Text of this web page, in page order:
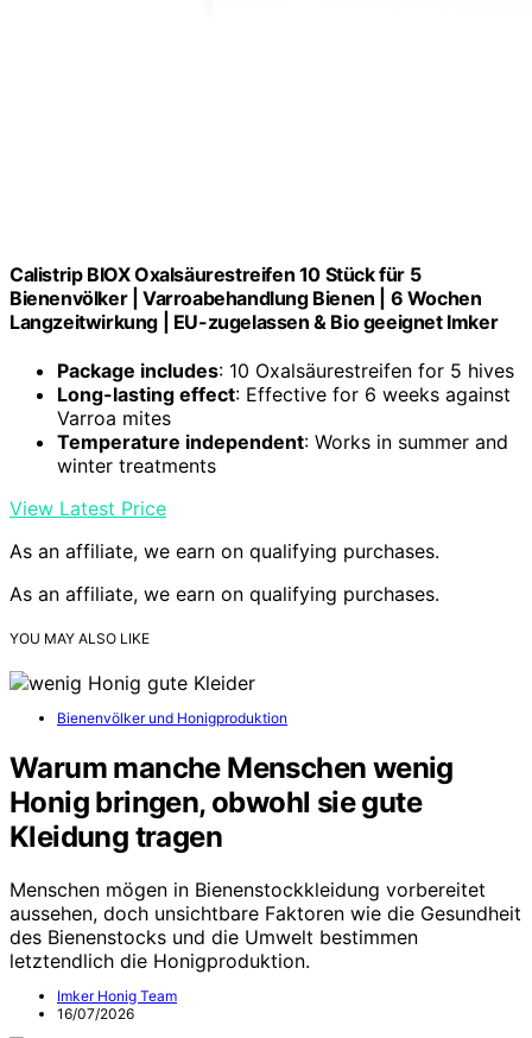
Calistrip BIOX Oxalsäurestreifen 10 Stück für 5
Bienenvölker | Varroabehandlung Bienen | 6 Wochen
Langzeitwirkung | EU-zugelassen & Bio geeignet Imker
Package includes: 10 Oxalsäurestreifen for 5 hives
Long-lasting effect: Effective for 6 weeks against
Varroa mites
Temperature independent: Works in summer and
winter treatments
View Latest Price
As an affiliate, we earn on qualifying purchases.
As an affiliate, we earn on qualifying purchases.
YOU MAY ALSO LIKE
Bienenvölker und Honigproduktion
Warum manche Menschen wenig
Honig bringen, obwohl sie gute
Kleidung tragen
Menschen mögen in Bienenstockkleidung vorbereitet
aussehen, doch unsichtbare Faktoren wie die Gesundheit
des Bienenstocks und die Umwelt bestimmen
letztendlich die Honigproduktion.
Imker Honig Team
16/07/2026